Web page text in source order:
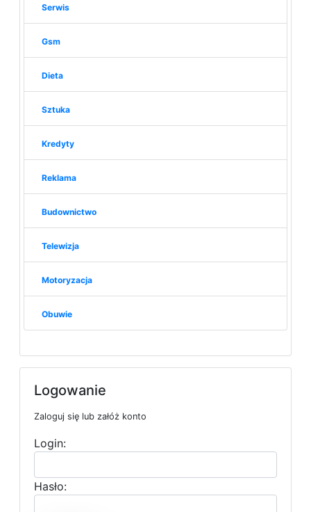
Serwis
Gsm
Dieta
Sztuka
Kredyty
Reklama
Budownictwo
Telewizja
Motoryzacja
Obuwie
Logowanie
Zaloguj się lub załóż konto
Login:
Hasło: